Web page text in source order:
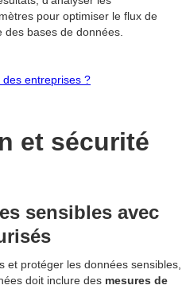
pour optimiser le flux de
bases de données.
entreprises ?
et sécurité
sensibles avec
et protéger les données sensibles,
doit inclure des mesures de